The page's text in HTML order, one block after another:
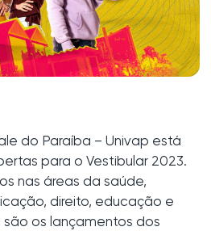
do Paraíba – Univap está
para o Vestibular 2023.
nas áreas da saúde,
direito, educação e
os lançamentos dos